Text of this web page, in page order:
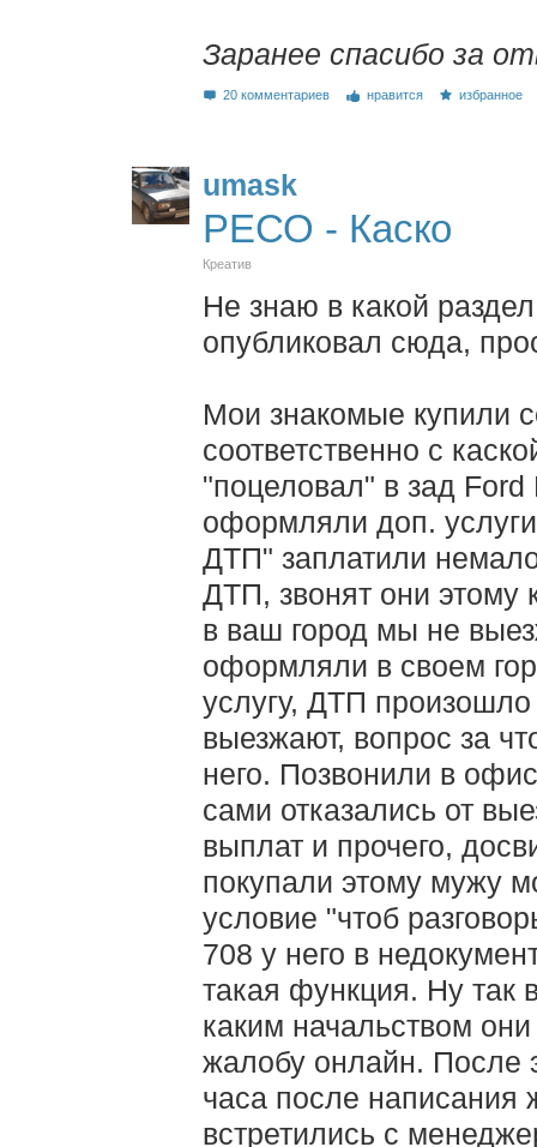
Заранее спасибо за
20 комментариев нравится избранное
umask
РЕСО - Каско
Креатив
Не знаю в какой
опубликовал сюда,
Мои знакомые купили
соответственно с
"поцеловал" в зад Ford
оформляли доп.
ДТП" заплатили
ДТП, звонят они этому
в ваш город мы не
оформляли в своем
услугу, ДТП произошло
выезжают, вопрос за
него. Позвонили в
сами отказались от
выплат и прочего,
покупали этому мужу
условие "чтоб
708 у него в
такая функция. Ну так
каким начальством
жалобу онлайн. После
часа после
встретились с